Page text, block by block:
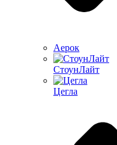
Аерок
СтоунЛайт
Цегла